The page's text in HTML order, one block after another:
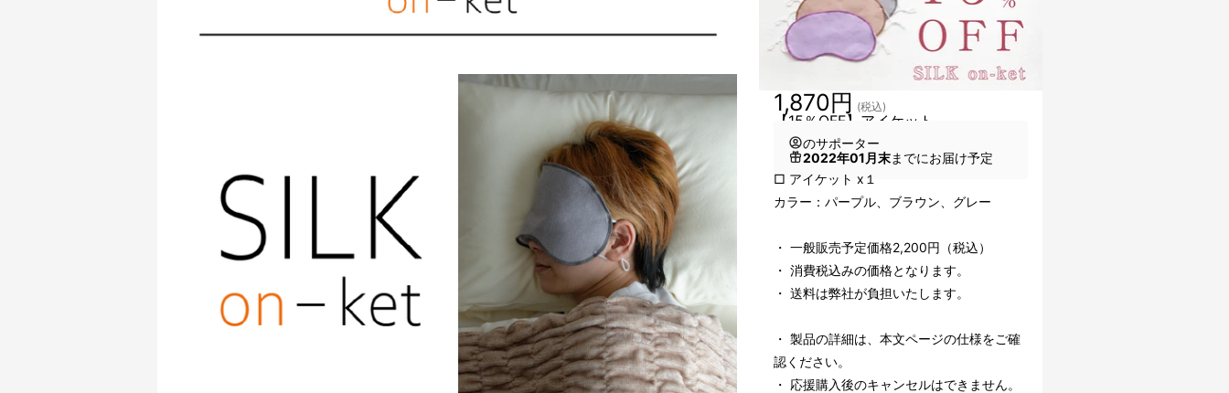
【15％OFF】アイケット
1,870円 (税込)
のサポーター
2022年01月末までにお届け予定
□ アイケット x１
カラー：パープル、ブラウン、グレー
・ 一般販売予定価格2,200円（税込）
・ 消費税込みの価格となります。
・ 送料は弊社が負担いたします。
・ 製品の詳細は、本文ページの仕様をご確
認ください。
・ 応援購入後のキャンセルはできません。